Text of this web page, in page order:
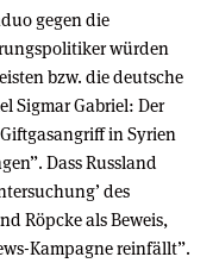
gegen die
würden
bzw. die deutsche
Sigmar Gabriel: Der
in Syrien
Dass Russland
des
Röpcke als Beweis,
Kampagne reinfällt”.